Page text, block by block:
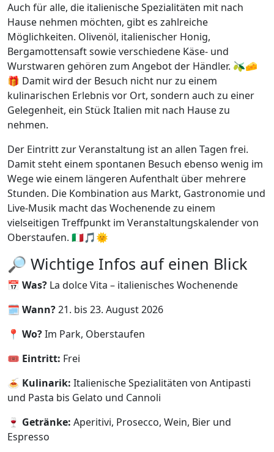
Auch für alle, die italienische Spezialitäten mit nach
Hause nehmen möchten, gibt es zahlreiche
Möglichkeiten. Olivenöl, italienischer Honig,
Bergamottensaft sowie verschiedene Käse- und
Wurstwaren gehören zum Angebot der Händler. 🫒🧀
🎁 Damit wird der Besuch nicht nur zu einem
kulinarischen Erlebnis vor Ort, sondern auch zu einer
Gelegenheit, ein Stück Italien mit nach Hause zu
nehmen.
Der Eintritt zur Veranstaltung ist an allen Tagen frei.
Damit steht einem spontanen Besuch ebenso wenig im
Wege wie einem längeren Aufenthalt über mehrere
Stunden. Die Kombination aus Markt, Gastronomie und
Live-Musik macht das Wochenende zu einem
vielseitigen Treffpunkt im Veranstaltungskalender von
Oberstaufen. 🇮🇹🎵🌞
🔎 Wichtige Infos auf einen Blick
📅 Was? La dolce Vita – italienisches Wochenende
🗓️ Wann?21. bis 23. August 2026
📍 Wo?Im Park, Oberstaufen
🎟️ Eintritt: Frei
🍝 Kulinarik: Italienische Spezialitäten von Antipasti
und Pasta bis Gelato und Cannoli
🍷 Getränke: Aperitivi, Prosecco, Wein, Bier und
Espresso